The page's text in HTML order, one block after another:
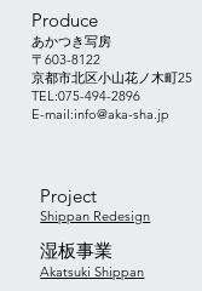
万一、商品に欠陥があ
が可能です。送料に
担、お客様のご都合に
す。
Produce
あかつき写房
〒603-8122
京都市北区小山花ノ木町25
TEL:075-494-2896
​E-mail:info@aka-sha.jp
Project
Shippan Redesign
​湿板事業
Akatsuki Shippan